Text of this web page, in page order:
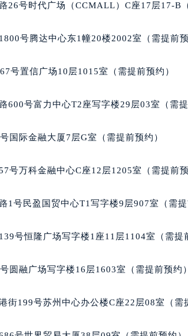
26号时代广场（CCMALL）C座17层17-B
号腾达中心东1幢20楼2002室（需提前预
号置信广场10层1015室（需提前预约）
600号富力中心T2座写字楼29层03室（需提
国际金融大厦7层G室（需提前预约）
号万科金融中心C座12层1205室（需提前预
1号民盈国贸中心T1写字楼9层907室（需提
号恒隆广场写字楼1座11层1104室（需提
圆融广场写字楼16层1603室（需提前预约）
街199号苏州中心办公楼C座22层08室（需